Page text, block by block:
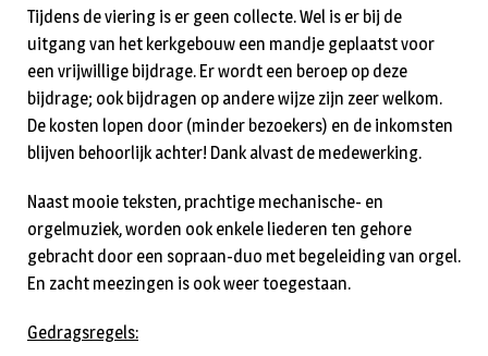
Tijdens de viering is er geen collecte. Wel is er bij de
uitgang van het kerkgebouw een mandje geplaatst voor
een vrijwillige bijdrage. Er wordt een beroep op deze
bijdrage; ook bijdragen op andere wijze zijn zeer welkom.
De kosten lopen door (minder bezoekers) en de inkomsten
blijven behoorlijk achter! Dank alvast de medewerking.
Naast mooie teksten, prachtige mechanische- en
orgelmuziek, worden ook enkele liederen ten gehore
gebracht door een sopraan-duo met begeleiding van orgel.
En zacht meezingen is ook weer toegestaan.
Gedragsregels: